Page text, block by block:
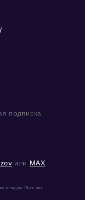
подписка
или MAX
младше 16-ти лет.